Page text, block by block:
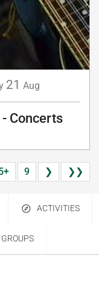
21 Aug
Concerts
9 ❯ ❯❯
ACTIVITIES
GROUPS